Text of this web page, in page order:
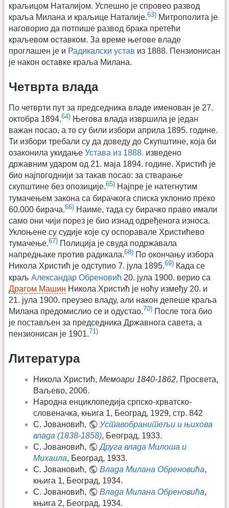
краљицом Наталијом. Успешно је спровео развод
краља Милана и краљице Наталије.63) Митрополита је
наговорио да потпише развод брака претећи
краљевом оставком. За време његове владе
проглашен је и Радикалски устав из 1888. Пензионисан
је након оставке краља Милана.
Четврта влада
По четврти пут за председника владе именован је 27.
октобра 1894.64) Његова влада извршила је један
важан посао, а то су били избори априла 1895. године.
Ти избори требали су да доведу до Скупштине, која би
озаконила укидање Устава из 1888. изведено
државним ударом од 21. маја 1894. године. Христић је
био најпогоднији за такав посао: за стварање
скупштине без опозиције.65) Најпре је натегнутим
тумачењем закона са бирачкога списка уклонио преко
60.000 бирача.66) Наиме, тада су бирачко право имали
само они чији порез је био изнад одређенога износа.
Уклоњене су судије које су оспоравале Христићево
тумачење.67) Полиција је свуда подржавала
напредњаке против радикала.68) По окончању избора
Никола Христић је одступио 7. јула 1895.69) Када се
краљ Александар Обреновић 20. јула 1900. верио са
Драгом Машин Никола Христић је ноћу између 20. и
21. јула 1900. преузео владу, али након депеше краља
Милана предомислио се и одустао.70) После тога био
је постављен за председника Државнога савета, а
пензионисан је 1901.71)
Литература
Никола Христић, Мемоари 1840-1862, Просвета,
Ваљево, 2006.
Народна енциклопедија српско-хрватско-
словеначка, књига 1, Београд, 1929, стр. 842
С. Јовановић,
Уставобранитељи и њихова
влада (1838-1858), Београд, 1933.
С. Јовановић,
Друга влада Милоша и
Михаила, Београд, 1933.
С. Јовановић,
Влада Милана Обреновића,
књига 1, Београд, 1934.
С. Јовановић,
Влада Милана Обреновића,
књига 2, Београд, 1934.